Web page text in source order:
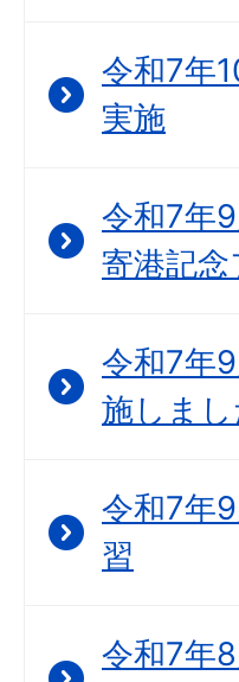
令和7年
実施
令和7年
寄港記
令和7年
施しまし
令和7年
習
令和7年